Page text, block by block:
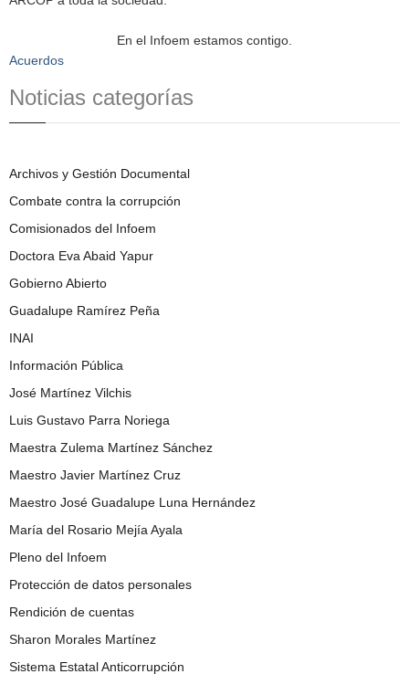
En el Infoem estamos contigo.
Acuerdos
Noticias categorías
Archivos y Gestión Documental
Combate contra la corrupción
Comisionados del Infoem
Doctora Eva Abaid Yapur
Gobierno Abierto
Guadalupe Ramírez Peña
INAI
Información Pública
José Martínez Vilchis
Luis Gustavo Parra Noriega
Maestra Zulema Martínez Sánchez
Maestro Javier Martínez Cruz
Maestro José Guadalupe Luna Hernández
María del Rosario Mejía Ayala
Pleno del Infoem
Protección de datos personales
Rendición de cuentas
Sharon Morales Martínez
Sistema Estatal Anticorrupción